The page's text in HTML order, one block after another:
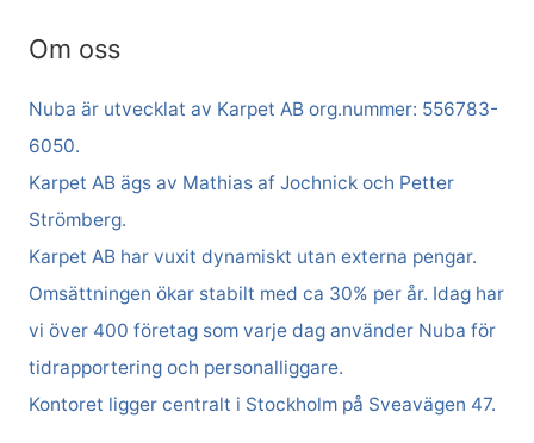
Om oss
Nuba är utvecklat av Karpet AB org.nummer: 556783-
6050.
Karpet AB ägs av Mathias af Jochnick och Petter
Strömberg.
Karpet AB har vuxit dynamiskt utan externa pengar.
Omsättningen ökar stabilt med ca 30% per år. Idag har
vi över 400 företag som varje dag använder Nuba för
tidrapportering och personalliggare.
Kontoret ligger centralt i Stockholm på Sveavägen 47.